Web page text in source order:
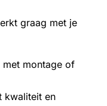
graag met je
met montage of
kwaliteit en